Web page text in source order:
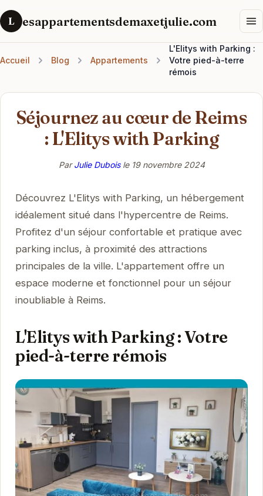
L esappartementsdemaxetjulie.com
Accueil Blog Appartements
L'Elitys with Parking :
Votre pied-à-terre
rémois
Séjournez au cœur de Reims
: L'Elitys with Parking
ParJulie Duboisle 19 novembre 2024
Découvrez L'Elitys with Parking, un hébergement
idéalement situé dans l'hypercentre de Reims.
Profitez d'un séjour confortable et pratique avec
parking inclus, à proximité des attractions
principales de la ville. L'appartement offre un
espace moderne et fonctionnel pour un séjour
inoubliable à Reims.
L'Elitys with Parking : Votre
pied-à-terre rémois